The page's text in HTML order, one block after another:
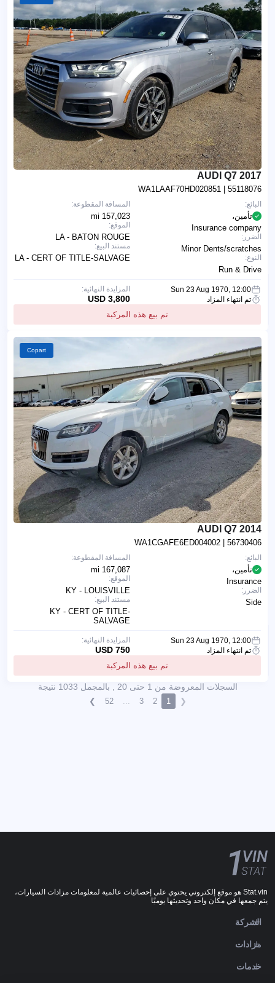
2017 AUDI Q7
WA1LAAF70HD020851 | 55118076
المسافة المقطوعة:
157,023 mi
الموقع:
LA - BATON ROUGE
مستند البيع:
LA - CERT OF TITLE-SALVAGE
البائع:
تأمين،
Insurance company
الضرر:
Minor Dents/scratches
النوع:
Run & Drive
Sun 23 Aug 1970, 12:00
تم انتهاء المزاد
تم بيع هذه المركبة
المزايدة النهائية:
3,800 USD
Copart
2014 AUDI Q7
WA1CGAFE6ED004002 | 56730406
المسافة المقطوعة:
167,087 mi
الموقع:
KY - LOUISVILLE
مستند البيع:
KY - CERT OF TITLE-
SALVAGE
البائع:
تأمين،
Insurance
الضرر:
Side
Sun 23 Aug 1970, 12:00
تم انتهاء المزاد
تم بيع هذه المركبة
المزايدة النهائية:
750 USD
السجلات المعروضة من 1 حتى 20 , بالمجمل 1033 نتيجة
❮
1
2
3
...
52
❯
Stat.vin هو موقع إلكتروني يحتوي على إحصائيات عالمية لمعلومات مزادات السيارات،
يتم جمعها في مكان واحد وتحديثها يوميًا
الشركة
مزادات
خدمات